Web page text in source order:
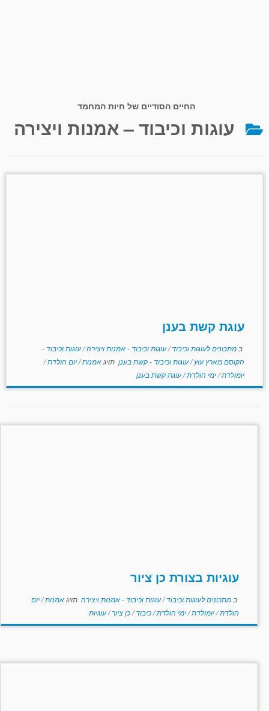
החיים הסודיים של חיות המחמד
עוגות וכיבוד – אמנות ויצירה
עוגת קשת בענן
ב מתכונים לעוגות וכיבוד/עוגות וכיבוד - אמנות ויצירה/עוגות וכיבוד -
הקוסם מארץ עוץ/עוגות וכיבוד - קשת בענן תויגאמנות/יום הולדת/
יומולדת/ימי הולדת/עוגת קשת בענן
עוגיות בצורת כן ציור
ב מתכונים לעוגות וכיבוד/עוגות וכיבוד - אמנות ויצירה תויגאמנות/יום
הולדת/יומולדת/ימי הולדת/כיבוד/כן ציור/עוגיות